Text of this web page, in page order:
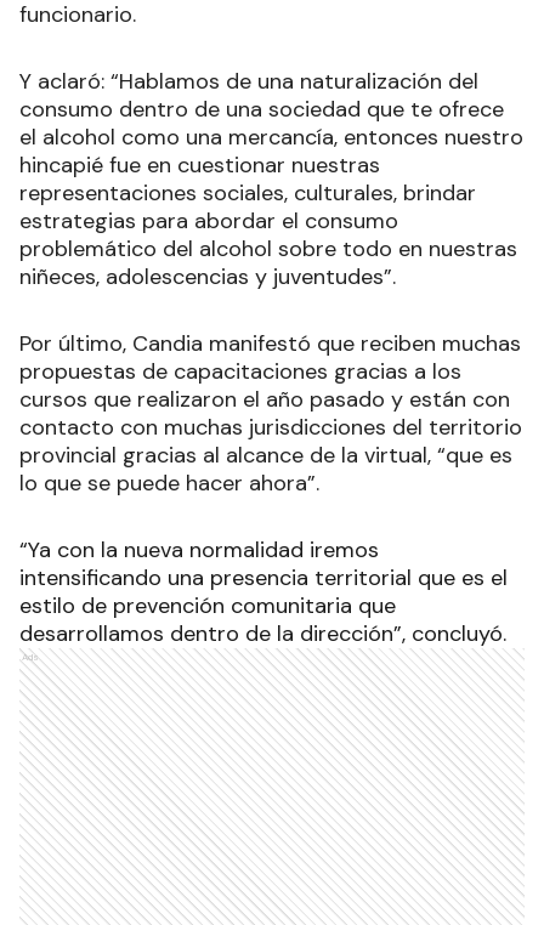
funcionario.
Y aclaró: “Hablamos de una naturalización del
consumo dentro de una sociedad que te ofrece
el alcohol como una mercancía, entonces nuestro
hincapié fue en cuestionar nuestras
representaciones sociales, culturales, brindar
estrategias para abordar el consumo
problemático del alcohol sobre todo en nuestras
niñeces, adolescencias y juventudes”.
Por último, Candia manifestó que reciben muchas
propuestas de capacitaciones gracias a los
cursos que realizaron el año pasado y están con
contacto con muchas jurisdicciones del territorio
provincial gracias al alcance de la virtual, “que es
lo que se puede hacer ahora”.
“Ya con la nueva normalidad iremos
intensificando una presencia territorial que es el
estilo de prevención comunitaria que
desarrollamos dentro de la dirección”, concluyó.
Ads